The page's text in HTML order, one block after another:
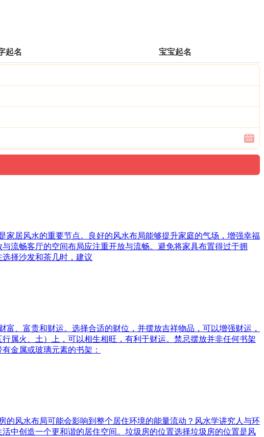
起名 宝宝起名
居风水的重要节点。良好的风水布局能够提升家庭的气场，增强幸福
流畅客厅的空间布局应注重开放与流畅。避免将家具布置得过于拥
择沙发和茶几时，建议
、富贵和财运。选择合适的财位，并摆放吉祥物品，可以增强财运，
属火、土）上，可以相生相旺，有利于财运。禁忌摆放并非任何书架
金属或玻璃元素的书架：
风水布局可能会影响到整个居住环境的能量流动？风水学讲究人与环
中创造一个更和谐的居住空间。垃圾房的位置选择垃圾房的位置是风